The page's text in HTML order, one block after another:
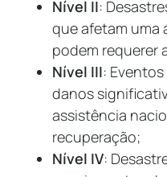
Nível II:
que afetam uma
podem requerer
Nível III:
danos
assistência
recuperação;
Nível IV: